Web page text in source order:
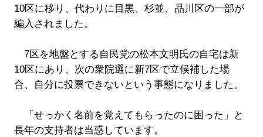
10区に移り、代わりに目黒、杉並、品川区の一部が
編入されました。
7区を地盤とする自民党の松本文明氏の自宅は新
10区にあり、次の衆院選に新7区で立候補した場
合、自分に投票できないという事態になりました。
「せっかく名前を覚えてもらったのに困った」と
長年の支持者は当惑しています。